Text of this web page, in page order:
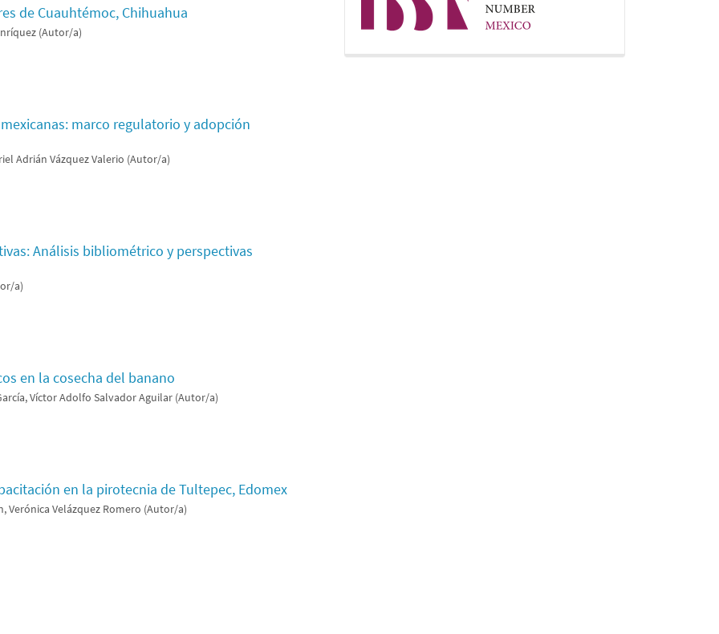
de Cuauhtémoc, Chihuahua
(Autor/a)
marco regulatorio y adopción
Adrián Vázquez Valerio (Autor/a)
Análisis bibliométrico y perspectivas
a)
en la cosecha del banano
Víctor Adolfo Salvador Aguilar (Autor/a)
en la pirotecnia de Tultepec, Edomex
Verónica Velázquez Romero (Autor/a)